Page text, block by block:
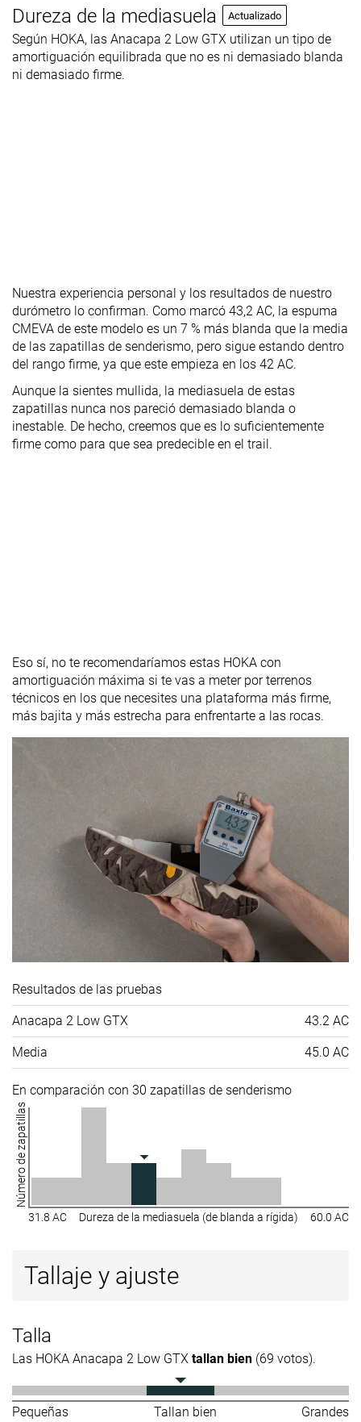
Dureza de la mediasuela Actualizado
Según HOKA, las Anacapa 2 Low GTX utilizan un tipo de
amortiguación equilibrada que no es ni demasiado blanda
ni demasiado firme.
Nuestra experiencia personal y los resultados de nuestro
durómetro lo confirman. Como marcó 43,2 AC, la espuma
CMEVA de este modelo es un 7 % más blanda que la media
de las zapatillas de senderismo, pero sigue estando dentro
del rango firme, ya que este empieza en los 42 AC.
Aunque la sientes mullida, la mediasuela de estas
zapatillas nunca nos pareció demasiado blanda o
inestable. De hecho, creemos que es lo suficientemente
firme como para que sea predecible en el trail.
Eso sí, no te recomendaríamos estas HOKA con
amortiguación máxima si te vas a meter por terrenos
técnicos en los que necesites una plataforma más firme,
más bajita y más estrecha para enfrentarte a las rocas.
Resultados de las pruebas
Anacapa 2 Low GTX 43.2 AC
Media 45.0 AC
En comparación con 30 zapatillas de senderismo
Número de zapatillas
31.8 AC Dureza de la mediasuela (de blanda a rígida) 60.0 AC
Tallaje y ajuste
Talla
Las HOKA Anacapa 2 Low GTX tallan bien (69 votos).
Pequeñas Tallan bien Grandes